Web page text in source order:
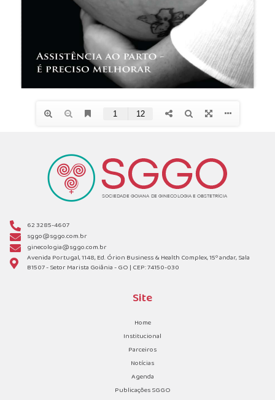
62 3285-4607
sggo@sggo.com.br
ginecologia@sggo.com.br
Avenida Portugal, 1148, Ed. Órion Business & Health Complex, 15º andar, Sala
B1507 - Setor Marista Goiânia - GO | CEP: 74150-030
Site
Home
Institucional
Parceiros
Notícias
Agenda
Publicações SGGO